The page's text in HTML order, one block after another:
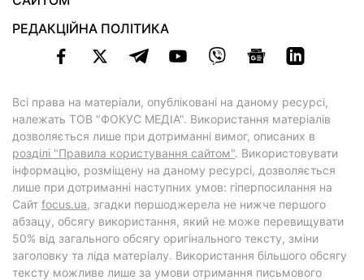
РЕДАКЦІЙНА ПОЛІТИКА
Всі права на матеріали, опубліковані на даному ресурсі,
належать ТОВ "ФОКУС МЕДІА". Використання матеріалів
дозволяється лише при дотриманні вимог, описаних в
розділі "Правила користування сайтом". Використовувати
інформацію, розміщену на даному ресурсі, дозволяється
лише при дотриманні наступних умов: гіперпосилання на
Cайт focus.ua, згадки першоджерела не нижче першого
абзацу, обсягу використання, який не може перевищувати
50% від загального обсягу оригінального тексту, зміни
заголовку та ліда матеріалу. Використання більшого обсягу
тексту можливе лише за умови отримання письмового